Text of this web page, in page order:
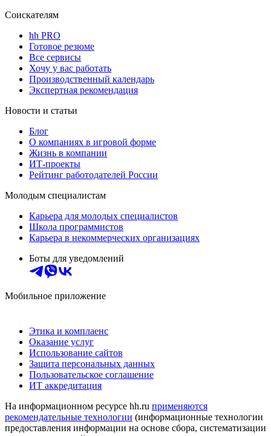
Соискателям
hh PRO
Готовое резюме
Все сервисы
Хочу у вас работать
Производственный календарь
Экспертная рекомендация
Новости и статьи
Блог
О компаниях в игровой форме
Жизнь в компании
ИТ-проекты
Рейтинг работодателей России
Молодым специалистам
Карьера для молодых специалистов
Школа программистов
Карьера в некоммерческих организациях
Боты для уведомлений
Мобильное приложение
Этика и комплаенс
Оказание услуг
Использование сайтов
Защита персональных данных
Пользовательское соглашение
ИТ аккредитация
На информационном ресурсе hh.ru применяются
рекомендательные технологии (информационные технологии
предоставления информации на основе сбора, систематизации